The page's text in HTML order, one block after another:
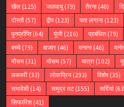
खेल(125) जलवायु(79) तैरना(40)
दोस्तों(57) द्वीप(123) पता लगाना(123)
पुनर्प्राप्ति(64) पूंजी(216) प्रबंधित(79)
बच्चे(79) बाजार(46) मनाना(46)
मौसम(31) मौसम(57) यात्रा(102)
लक्जरी(33) लोकप्रिय(293) विशेष(35)
समावेशी(14) समुद्र तट(155) सर्दियां
सिफारिश(41)